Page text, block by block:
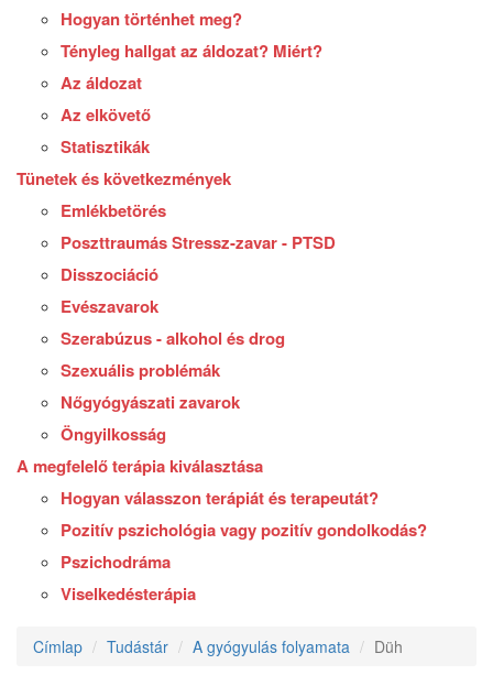
Hogyan történhet meg?
Tényleg hallgat az áldozat? Miért?
Az áldozat
Az elkövető
Statisztikák
Tünetek és következmények
Emlékbetörés
Poszttraumás Stressz-zavar - PTSD
Disszociáció
Evészavarok
Szerabúzus - alkohol és drog
Szexuális problémák
Nőgyógyászati zavarok
Öngyilkosság
A megfelelő terápia kiválasztása
Hogyan válasszon terápiát és terapeutát?
Pozitív pszichológia vagy pozitív gondolkodás?
Pszichodráma
Viselkedésterápia
Címlap Tudástár A gyógyulás folyamata Düh